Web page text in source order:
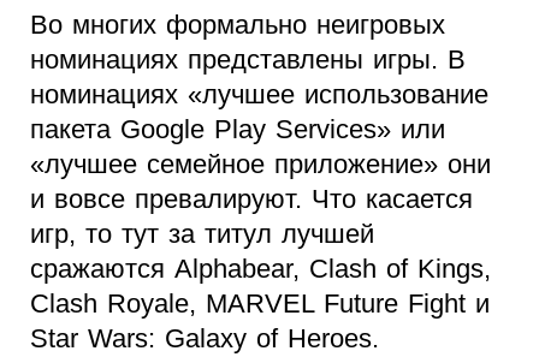
Во многих формально неигровых
номинациях представлены игры. В
номинациях «лучшее использование
пакета Google Play Services» или
«лучшее семейное приложение» они
и вовсе превалируют. Что касается
игр, то тут за титул лучшей
сражаются Alphabear, Clash of Kings,
Clash Royale, MARVEL Future Fight и
Star Wars: Galaxy of Heroes.